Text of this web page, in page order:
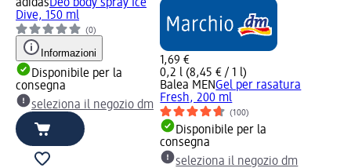
adidasDeo body spray Ice
Dive, 150 ml
(0)
Informazioni
Disponibile per la
consegna
seleziona il negozio dm
1,69 €
0,2 l (8,45 € / 1 l)
Balea MENGel per rasatura
Fresh, 200 ml
(100)
Disponibile per la
consegna
seleziona il negozio dm